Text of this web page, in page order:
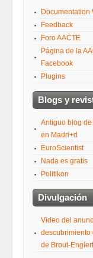
Documentation
Feedback
Foro AACTE
Página de la
Facebook
Plugins
Blogs y
Antiguo blog de
en Madri+d
EuroScientist
Nada es gratis
Politikon
Divulgación
Video del
descubrimiento
de Brout-